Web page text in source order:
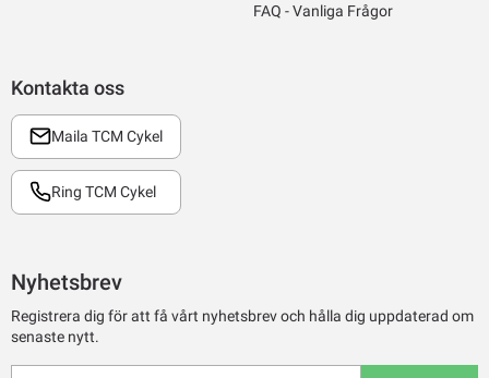
Kontakta oss
Maila TCM Cykel
Ring TCM Cykel
FAQ - Vanliga Frågor
Nyhetsbrev
Registrera dig för att få vårt nyhetsbrev och hålla dig uppdaterad om
senaste nytt.